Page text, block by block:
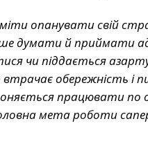
опанувати свій
думати й приймати
чи піддається
втрачає обережність
працювати
мета роботи